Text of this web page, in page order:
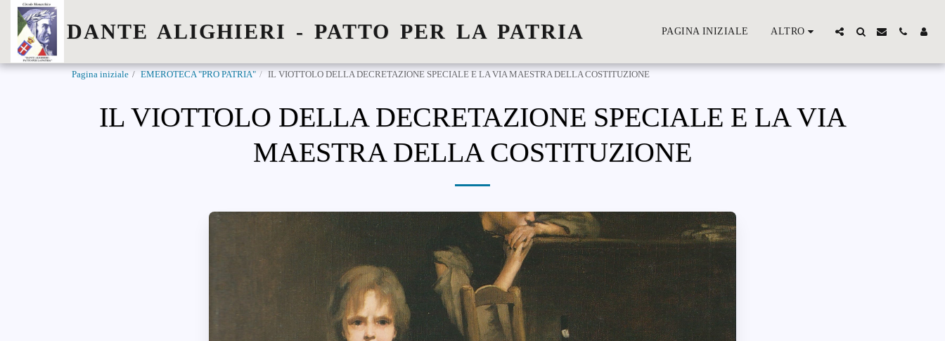
DANTE ALIGHIERI - PATTO PER LA PATRIA PAGINA INIZIALE ALTRO
Pagina iniziale EMEROTECA "PRO PATRIA" IL VIOTTOLO DELLA DECRETAZIONE SPECIALE E LA VIA MAESTRA DELLA COSTITUZIONE
IL VIOTTOLO DELLA DECRETAZIONE SPECIALE E LA VIA
MAESTRA DELLA COSTITUZIONE